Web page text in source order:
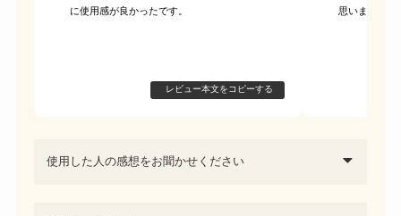
に使用感が良かったです。
レビュー本文をコピーする
思います。
使用した人の感想をお聞かせください